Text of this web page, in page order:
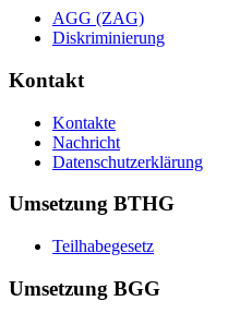
AGG (ZAG)
Diskriminierung
Kontakt
Kontakte
Nachricht
Datenschutzerklärung
Umsetzung BTHG
Teilhabegesetz
Umsetzung BGG